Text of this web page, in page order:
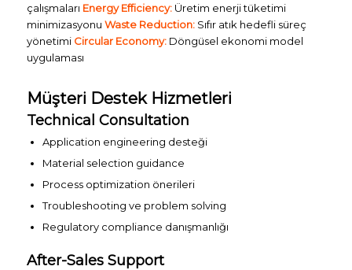
çalışmaları Energy Efficiency:Üretim enerji tüketimi
minimizasyonu Waste Reduction:Sıfır atık hedefli süreç
yönetimi Circular Economy:Döngüsel ekonomi model
uygulaması
Müşteri Destek Hizmetleri
Technical Consultation
Application engineering desteği
Material selection guidance
Process optimization önerileri
Troubleshooting ve problem solving
Regulatory compliance danışmanlığı
After-Sales Support